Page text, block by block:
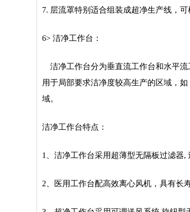
7. 层流罩特别适合组装成超净生产线，
6> 洁净工作台：
洁净工作台分为垂直流工作台和水平
用于局部要求洁净度较高生产的区域，
域。
洁净工作台特点：
1、洁净工作台采用超薄型无隔板过滤器,
2、医用工作台配高效离心风机，具有长